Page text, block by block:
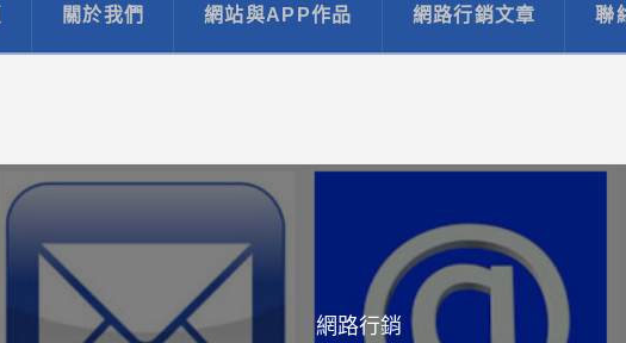
關於我們 網站與APP作品 網路行銷文章 聯
網路行銷
網站設計